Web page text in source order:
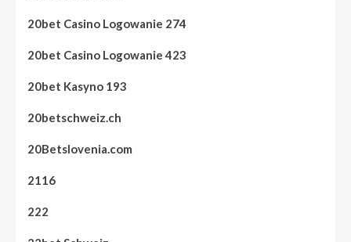
20bet Casino Logowanie 274
20bet Casino Logowanie 423
20bet Kasyno 193
20betschweiz.ch
20Betslovenia.com
2116
222